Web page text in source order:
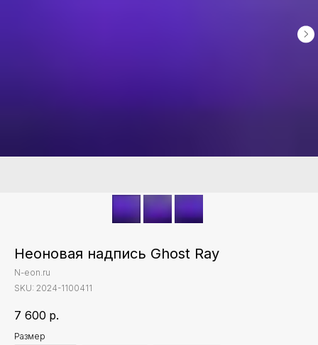
Неоновая надпись Ghost Ray
N-eon.ru
SKU: 2024-1100411
7 600 р.
Размер